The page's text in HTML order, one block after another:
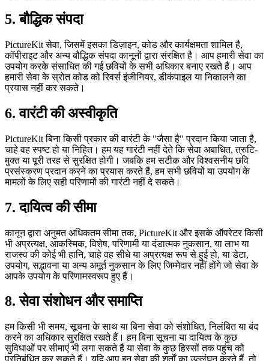
5. बौद्धिक संपदा
PictureKit सेवा, जिसमें इसका डिज़ाइन, कोड और कार्यक्षमता शामिल है,
कॉपीराइट और अन्य बौद्धिक संपदा कानूनों द्वारा संरक्षित है। आप हमारी सेवा का
उपयोग करके संसाधित की गई छवियों के सभी अधिकार बनाए रखते हैं। आप
हमारी सेवा के स्रोत कोड को रिवर्स इंजीनियर, डीकंपाइल या निकालने का
प्रयास नहीं कर सकते।
6. वारंटी की अस्वीकृति
PictureKit बिना किसी प्रकार की वारंटी के "जैसा है" प्रदान किया जाता है,
चाहे वह स्पष्ट हो या निहित। हम यह गारंटी नहीं देते कि सेवा अबाधित, त्रुटि-
मुक्त या पूरी तरह से सुरक्षित होगी। जबकि हम सटीक और विश्वसनीय छवि
प्रसंस्करण प्रदान करने का प्रयास करते हैं, हम सभी छवियों या उपयोग के
मामलों के लिए सही परिणामों की गारंटी नहीं दे सकते।
7. दायित्व की सीमा
कानून द्वारा अनुमत अधिकतम सीमा तक, PictureKit और इसके ऑपरेटर किसी
भी अप्रत्यक्ष, आकस्मिक, विशेष, परिणामी या दंडात्मक नुकसान, या लाभ या
राजस्व की कोई भी हानि, चाहे वह सीधे या अप्रत्यक्ष रूप से हुई हो, या डेटा,
उपयोग, सद्भावना या अन्य अमूर्त नुकसान के लिए जिम्मेदार नहीं होंगे जो सेवा के
आपके उपयोग के परिणामस्वरूप हुए हैं।
8. सेवा संशोधन और समाप्ति
हम किसी भी समय, सूचना के साथ या बिना सेवा को संशोधित, निलंबित या बंद
करने का अधिकार सुरक्षित रखते हैं। हम बिना सूचना या दायित्व के कुछ
सुविधाओं पर सीमाएं भी लगा सकते हैं या सेवा के कुछ हिस्सों तक पहुंच को